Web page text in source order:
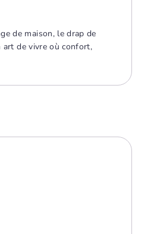
de maison, le drap de
art de vivre où confort,